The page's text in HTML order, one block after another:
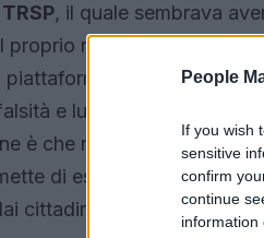
People
If you wish
sensitive
confirm
continue
information
TRSP, il quale sembrava
proprio ruolo istituzionale
piattaforma che dovrebbe
e luoghi comuni,
è che non ci sia stata
di esprimere il proprio
cittadini e nell’interesse